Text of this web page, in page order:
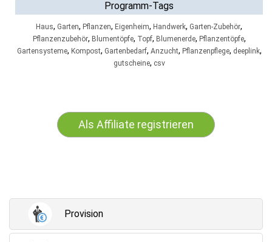
Programm-Tags
Haus, Garten, Pflanzen, Eigenheim, Handwerk, Garten-Zubehör,
Pflanzenzubehör, Blumentöpfe, Topf, Blumenerde, Pflanzentöpfe,
Gartensysteme, Kompost, Gartenbedarf, Anzucht, Pflanzenpflege, deeplink,
gutscheine, csv
Als Affiliate registrieren
Provision